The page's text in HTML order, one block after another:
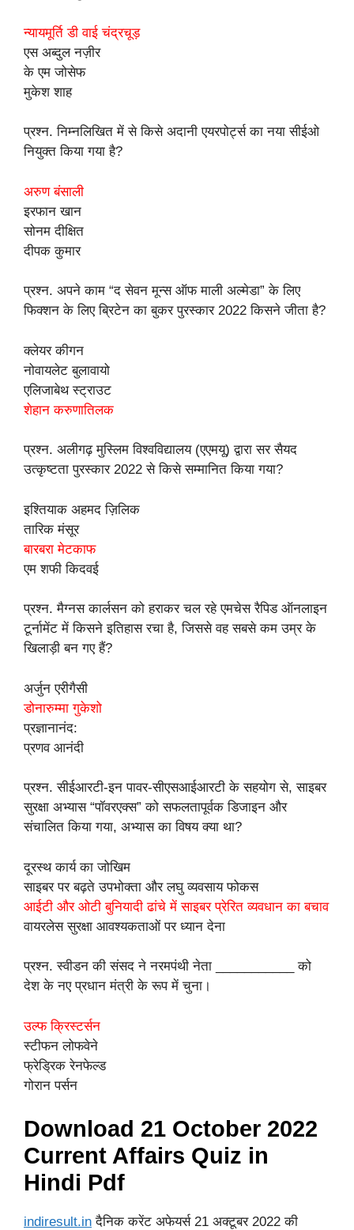
न्यायमूर्ति डी वाई चंद्रचूड़
एस अब्दुल नज़ीर
के एम जोसेफ
मुकेश शाह
प्रश्न. निम्नलिखित में से किसे अदानी एयरपोर्ट्स का नया सीईओ
नियुक्त किया गया है?
अरुण बंसाली
इरफान खान
सोनम दीक्षित
दीपक कुमार
प्रश्न. अपने काम “द सेवन मून्स ऑफ माली अल्मेडा” के लिए
फिक्शन के लिए ब्रिटेन का बुकर पुरस्कार 2022 किसने जीता है?
क्लेयर कीगन
नोवायलेट बुलावायो
एलिजाबेथ स्ट्राउट
शेहान करुणातिलक
प्रश्न. अलीगढ़ मुस्लिम विश्वविद्यालय (एएमयू) द्वारा सर सैयद
उत्कृष्टता पुरस्कार 2022 से किसे सम्मानित किया गया?
इश्तियाक अहमद ज़िलिक
तारिक मंसूर
बारबरा मेटकाफ
एम शफी किदवई
प्रश्न. मैग्नस कार्लसन को हराकर चल रहे एमचेस रैपिड ऑनलाइन
टूर्नामेंट में किसने इतिहास रचा है, जिससे वह सबसे कम उम्र के
खिलाड़ी बन गए हैं?
अर्जुन एरीगैसी
डोनारुम्मा गुकेशो
प्रज्ञानानंद:
प्रणव आनंदी
प्रश्न. सीईआरटी-इन पावर-सीएसआईआरटी के सहयोग से, साइबर
सुरक्षा अभ्यास “पॉवरएक्स” को सफलतापूर्वक डिजाइन और
संचालित किया गया, अभ्यास का विषय क्या था?
दूरस्थ कार्य का जोखिम
साइबर पर बढ़ते उपभोक्ता और लघु व्यवसाय फोकस
आईटी और ओटी बुनियादी ढांचे में साइबर प्रेरित व्यवधान का बचाव
वायरलेस सुरक्षा आवश्यकताओं पर ध्यान देना
प्रश्न. स्वीडन की संसद ने नरमपंथी नेता ___________ को
देश के नए प्रधान मंत्री के रूप में चुना।
उल्फ क्रिस्टर्सन
स्टीफन लोफवेने
फ्रेड्रिक रेनफेल्ड
गोरान पर्सन
Download 21 October 2022
Current Affairs Quiz in
Hindi Pdf
indiresult.in दैनिक करेंट अफेयर्स 21 अक्टूबर 2022 की